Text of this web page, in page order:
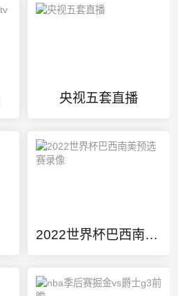
央视五套直播
2022世界杯巴西南美预选赛录像